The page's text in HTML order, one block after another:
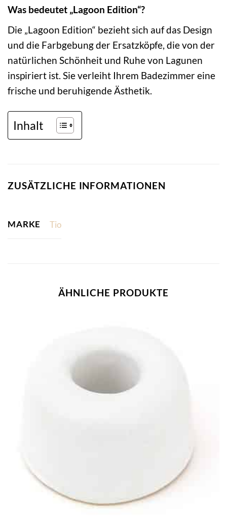
Was bedeutet „Lagoon Edition“?
Die „Lagoon Edition“ bezieht sich auf das Design
und die Farbgebung der Ersatzköpfe, die von der
natürlichen Schönheit und Ruhe von Lagunen
inspiriert ist. Sie verleiht Ihrem Badezimmer eine
frische und beruhigende Ästhetik.
Inhalt
ZUSÄTZLICHE INFORMATIONEN
MARKE Tio
ÄHNLICHE PRODUKTE